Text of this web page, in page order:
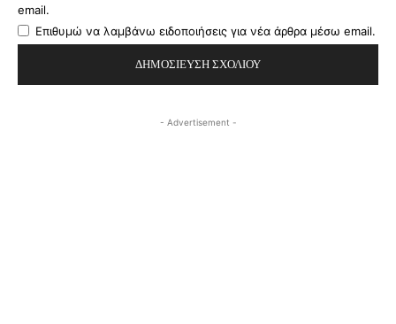
email.
Επιθυμώ να λαμβάνω ειδοποιήσεις για νέα άρθρα μέσω email.
- Advertisement -